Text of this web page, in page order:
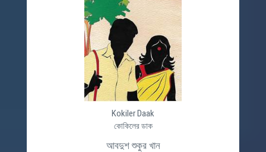
Kokiler Daak
কোকিলের ডাক
আবদুশ শুকুর খান